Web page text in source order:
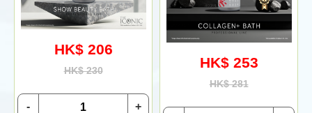
HK$ 206
HK$ 230
+
-
HK$ 253
HK$ 281